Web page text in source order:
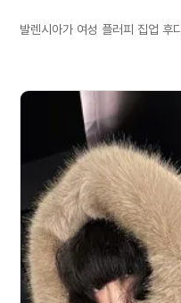
발렌시아가 여성 플러피 집업 후